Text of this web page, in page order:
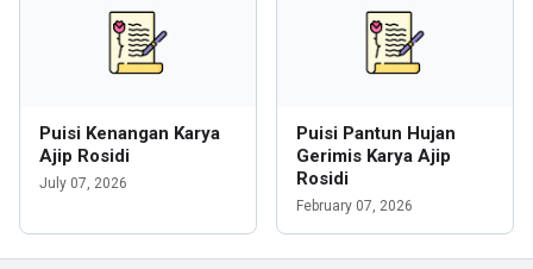
Puisi Kenangan Karya
Ajip Rosidi
July 07, 2026
Puisi Pantun Hujan
Gerimis Karya Ajip
Rosidi
February 07, 2026